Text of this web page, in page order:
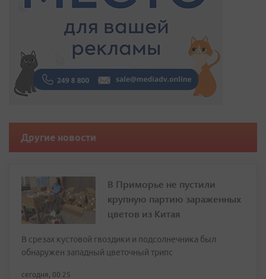
Другие новости
В Приморье не пустили
крупную партию зараженных
цветов из Китая
В срезах кустовой гвоздики и подсолнечника был
обнаружен западный цветочный трипс
сегодня, 00:25